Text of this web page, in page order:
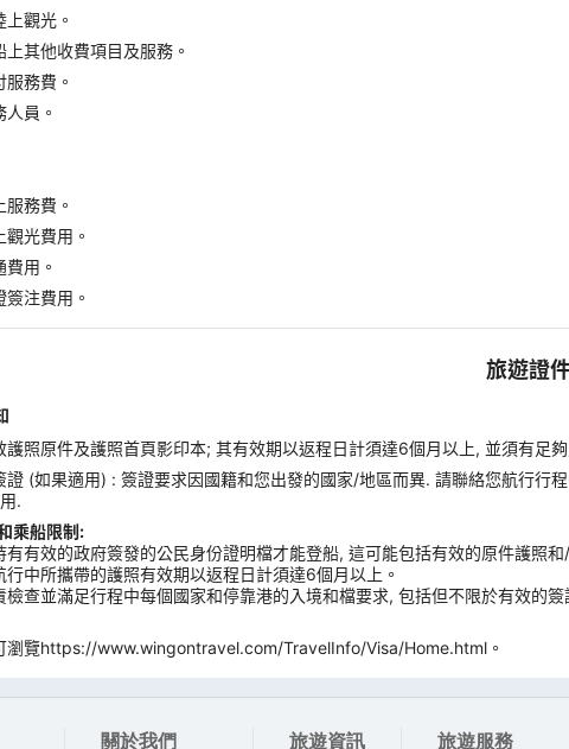
觀光。
其他收費項目及服務。
務費。
員。
務費。
光費用。
用。
注費用。
旅遊證
護照原件及護照首頁影印本; 其有效期以返程日計須達6個月以上, 並須有足
證 (如果適用) : 簽證要求因國籍和您出發的國家/地區而異. 請聯絡您航行
.
乘船限制:
有有效的政府簽發的公民身份證明檔才能登船, 這可能包括有效的原件護照
行中所攜帶的護照有效期以返程日計須達6個月以上。
檢查並滿足行程中每個國家和停靠港的入境和檔要求, 包括但不限於有效的
瀏覽https://www.wingontravel.com/TravelInfo/Visa/Home.html。
關於我們 旅遊資訊 旅遊服務